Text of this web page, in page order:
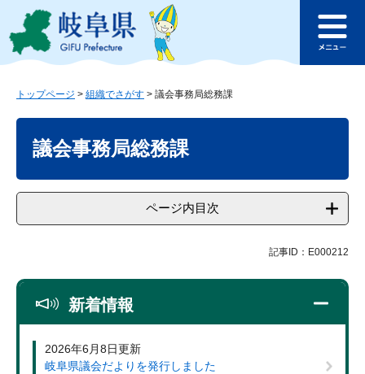
ジ
ュ
このページの本文へ
ュ
トップページ > 組織でさがす > 議会事務局総務課
議会事務局総務課
ページ内目次
記事ID：E000212
新着情報
2026年6月8日更新
岐阜県議会だよりを発行しました